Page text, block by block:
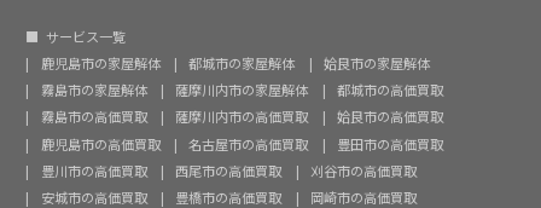
サービス一覧
鹿児島市の家屋解体
都城市の家屋解体
姶良市の家屋解体
霧島市の家屋解体
薩摩川内市の家屋解体
都城市の高価買取
霧島市の高価買取
薩摩川内市の高価買取
姶良市の高価買取
鹿児島市の高価買取
名古屋市の高価買取
豊田市の高価買取
豊川市の高価買取
西尾市の高価買取
刈谷市の高価買取
安城市の高価買取
豊橋市の高価買取
岡崎市の高価買取